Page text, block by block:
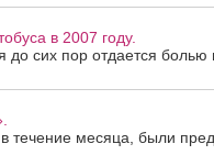
в 2007 году.
до сих пор отдается болью
течение месяца, были